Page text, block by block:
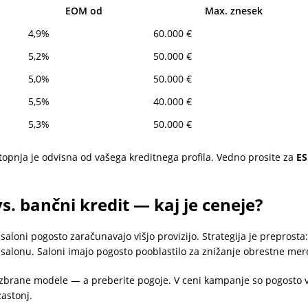
EOM od
Max. znesek
4,9%
60.000 €
5,2%
50.000 €
5,0%
50.000 €
5,5%
40.000 €
5,3%
50.000 €
je odvisna od vašega kreditnega profila. Vedno prosite za
bančni kredit — kaj je ceneje?
pogosto zaračunavajo višjo provizijo. Strategija je
Saloni imajo pogosto pooblastilo za znižanje obrestne
modele — a preberite pogoje. V ceni kampanje so